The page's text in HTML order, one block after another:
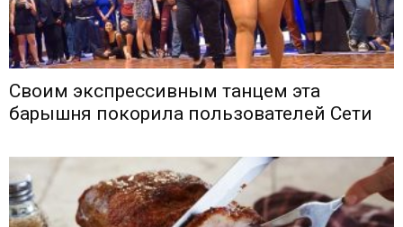
Своим экспрессивным танцем эта
барышня покорила пользователей Сети